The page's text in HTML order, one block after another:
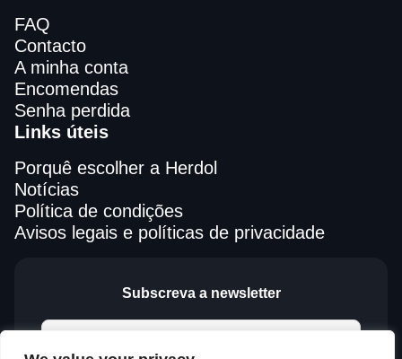
FAQ
Contacto
A minha conta
Encomendas
Senha perdida
Links úteis
Porquê escolher a Herdol
Notícias
Política de condições
Avisos legais e políticas de privacidade
Subscreva a newsletter